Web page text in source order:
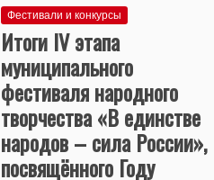
Фестивали и конкурсы
Итоги IV этапа
муниципального
фестиваля народного
творчества «В единстве
народов – сила России»,
посвящённого Году